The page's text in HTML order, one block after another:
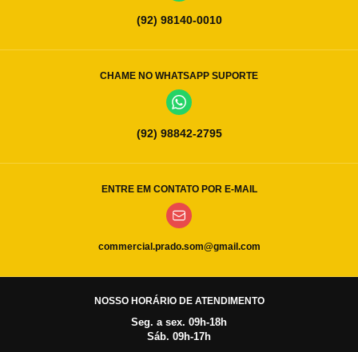
(92) 98140-0010
CHAME NO WHATSAPP SUPORTE
(92) 98842-2795
ENTRE EM CONTATO POR E-MAIL
commercial.prado.som@gmail.com
NOSSO HORÁRIO DE ATENDIMENTO
Seg. a sex. 09h-18h
Sáb. 09h-17h